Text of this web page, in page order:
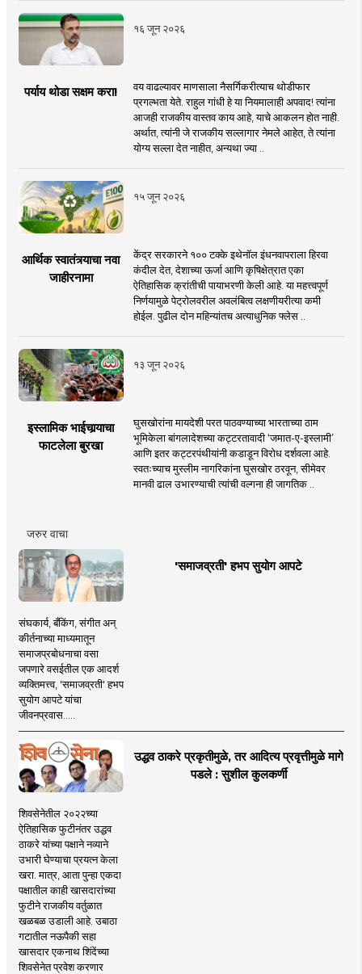
१६ जून २०२६
पर्याय थोडा सक्षम करा!
वय वाढल्यावर माणसाला नैसर्गिकरीत्याच थोडीफार
प्रगल्भता येते. राहुल गांधी हे या नियमालाही अपवाद! त्यांना
आजही राजकीय वास्तव काय आहे, याचे आकलन होत नाही.
अर्थात, त्यांनी जे राजकीय सल्लागार नेमले आहेत, ते त्यांना
योग्य सल्ला देत नाहीत, अन्यथा ज्या ..
१५ जून २०२६
आर्थिक स्वातंत्र्याचा नवा
जाहीरनामा
केंद्र सरकारने १०० टक्के इथेनॉल इंधनवापराला हिरवा
कंदील देत, देशाच्या ऊर्जा आणि कृषिक्षेत्रात एका
ऐतिहासिक क्रांतीची पायाभरणी केली आहे. या महत्त्वपूर्ण
निर्णयामुळे पेट्रोलवरील अवलंबित्व लक्षणीयरीत्या कमी
होईल. पुढील दोन महिन्यांतच अत्याधुनिक फ्लेस ..
१३ जून २०२६
इस्लामिक भाईचार्‍याचा
फाटलेला बुरखा
घुसखोरांना मायदेशी परत पाठवण्याच्या भारताच्या ठाम
भूमिकेला बांगलादेशच्या कट्टरतावादी ‘जमात-ए-इस्लामी’
आणि इतर कट्टरपंथीयांनी कडाडून विरोध दर्शवला आहे.
स्वतःच्याच मुस्लीम नागरिकांना घुसखोर ठरवून, सीमेवर
मानवी ढाल उभारण्याची त्यांची वल्गना ही जागतिक ..
जरुर वाचा
'समाजव्रती' हभप सुयोग आपटे
संघकार्य, बँकिंग, संगीत अन्
कीर्तनाच्या माध्यमातून
समाजप्रबोधनाचा वसा
जपणारे वसईतील एक आदर्श
व्यक्तिमत्त्व, 'समाजव्रती' हभप
सुयोग आपटे यांचा
जीवनप्रवास.....
उद्धव ठाकरे प्रकृतीमुळे, तर आदित्य प्रवृत्तीमुळे मागे
पडले : सुशील कुलकर्णी
शिवसेनेतील २०२२च्या
ऐतिहासिक फुटीनंतर उद्धव
ठाकरे यांच्या पक्षाने नव्याने
उभारी घेण्याचा प्रयत्न केला
खरा. मात्र, आता पुन्हा एकदा
पक्षातील काही खासदारांच्या
फुटीने राजकीय वर्तुळात
खळबळ उडाली आहे. उबाठा
गटातील नऊपैकी सहा
खासदार एकनाथ शिंदेंच्या
शिवसेनेत प्रवेश करणार